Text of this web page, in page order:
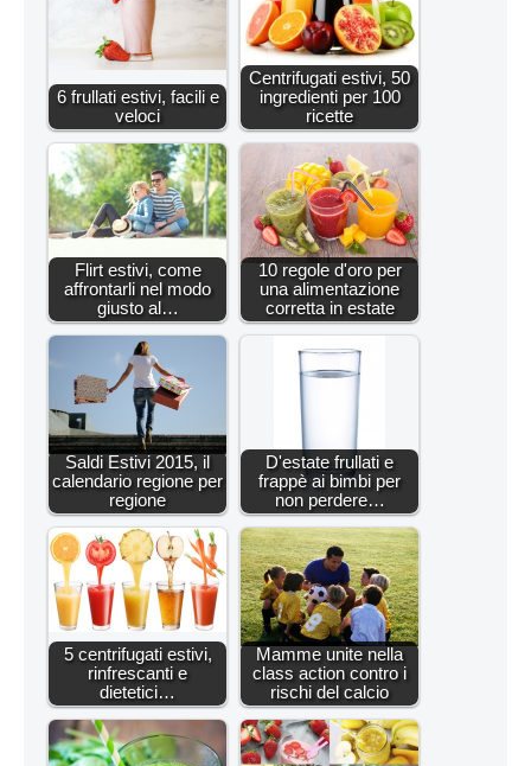
6 frullati estivi, facili e
veloci
Centrifugati estivi, 50
ingredienti per 100
ricette
Flirt estivi, come
affrontarli nel modo
giusto al…
10 regole d'oro per
una alimentazione
corretta in estate
Saldi Estivi 2015, il
calendario regione per
regione
D'estate frullati e
frappè ai bimbi per
non perdere…
5 centrifugati estivi,
rinfrescanti e
dietetici…
Mamme unite nella
class action contro i
rischi del calcio